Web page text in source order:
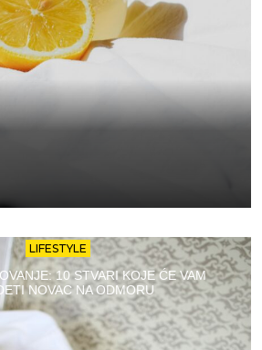
LIFESTYLE
10 STVARI KOJE ĆE VAM
NOVAC NA ODMORU